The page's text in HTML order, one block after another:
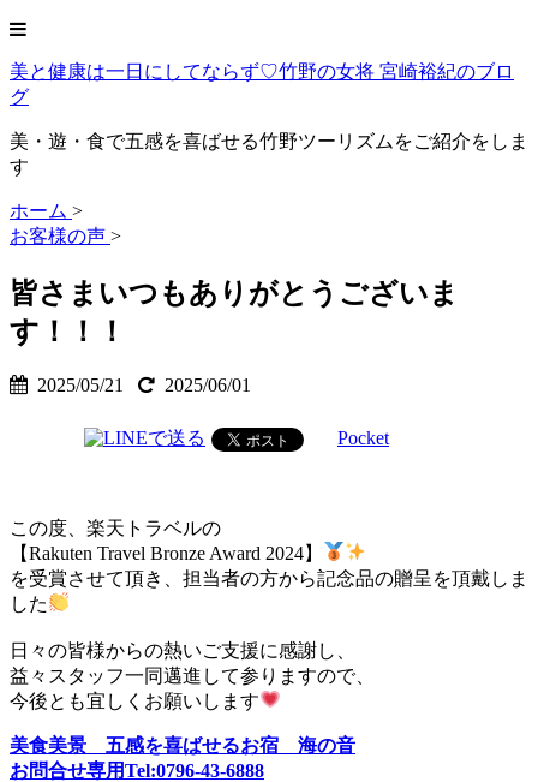
美と健康は一日にしてならず♡竹野の女将 宮崎裕紀のブロ
グ
美・遊・食で五感を喜ばせる竹野ツーリズムをご紹介をしま
す
ホーム >
お客様の声 >
皆さまいつもありがとうございま
す！！！
2025/05/21 2025/06/01
Pocket
この度、楽天トラベルの
【Rakuten Travel Bronze Award 2024】
を受賞させて頂き、担当者の方から記念品の贈呈を頂戴しま
した
日々の皆様からの熱いご支援に感謝し、
益々スタッフ一同邁進して参りますので、
今後とも宜しくお願いします
美食美景 五感を喜ばせるお宿 海の音
お問合せ専用Tel:0796-43-6888